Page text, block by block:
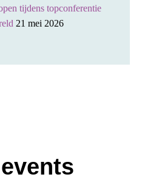
tijdens topconferentie
21 mei 2026